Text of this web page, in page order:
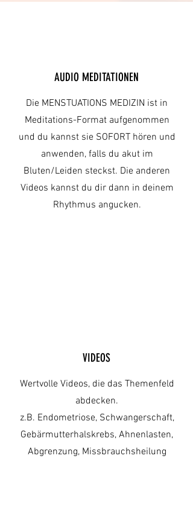
AUDIO MEDITATIONEN
Die MENSTUATIONS MEDIZIN ist in
Meditations-Format aufgenommen
und du kannst sie SOFORT hören und
anwenden, falls du akut im
Bluten/Leiden steckst. Die anderen
Videos kannst du dir dann in deinem
Rhythmus angucken.
VIDEOS
Wertvolle Videos, die das Themenfeld
abdecken.
z.B. Endometriose, Schwangerschaft,
Gebärmutterhalskrebs, Ahnenlasten,
Abgrenzung, Missbrauchsheilung